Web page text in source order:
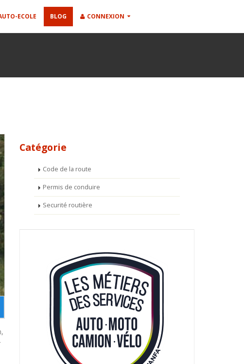
ECOLE BLOG CONNEXION
Catégorie
Code de la route
Permis de conduire
Securité routière